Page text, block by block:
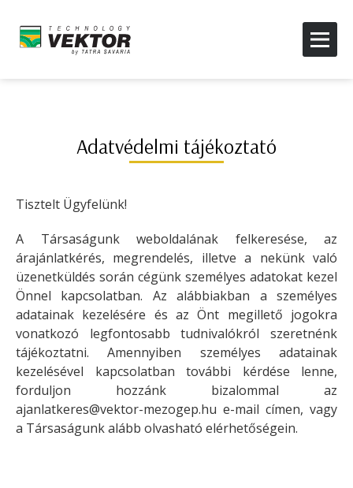
Adatvédelmi tájékoztató
Tisztelt Ügyfelünk!
A Társaságunk weboldalának felkeresése, az
árajánlatkérés, megrendelés, illetve a nekünk való
üzenetküldés során cégünk személyes adatokat kezel
Önnel kapcsolatban. Az alábbiakban a személyes
adatainak kezelésére és az Önt megillető jogokra
vonatkozó legfontosabb tudnivalókról szeretnénk
tájékoztatni. Amennyiben személyes adatainak
kezelésével kapcsolatban további kérdése lenne,
forduljon hozzánk bizalommal az
ajanlatkeres@vektor-mezogep.hu e-mail címen, vagy
a Társaságunk alább olvasható elérhetőségein.